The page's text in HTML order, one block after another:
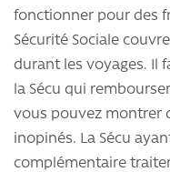
fonctionner pour des
Sécurité Sociale
durant les voyages. Il
la Sécu qui
vous pouvez montrer
inopinés. La Sécu
complémentaire